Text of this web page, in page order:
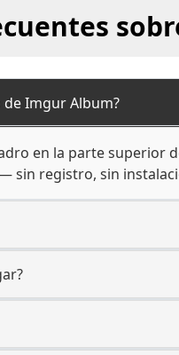
Imgur Album?
en la parte superior
sin registro, sin